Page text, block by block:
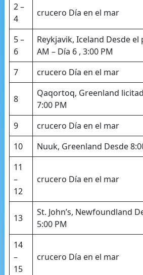
2 –
4
crucero Día en el mar
5 –
6
Reykjavik, Iceland Desde
AM – Día 6 , 3:00 PM
7
crucero Día en el mar
8
Qaqortoq, Greenland
7:00 PM
9
crucero Día en el mar
10
Nuuk, Greenland Desde
11
–
12
crucero Día en el mar
13
St. John’s, Newfoundland
5:00 PM
14
–
15
crucero Día en el mar